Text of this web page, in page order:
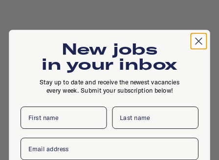
New jobs
in your inbox
Stay up to date and receive the newest vacancies
every week. Submit your subscription below!
First name Last name
Email